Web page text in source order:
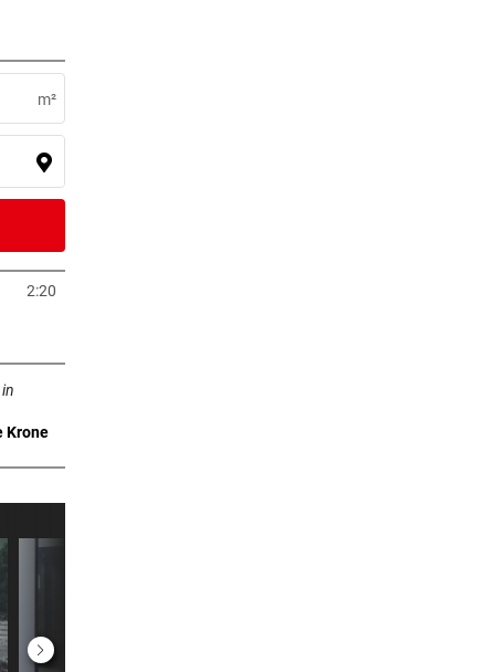
Stunden
m²
2:20
Tab öffnen
neuem Tab öffnen
Krone